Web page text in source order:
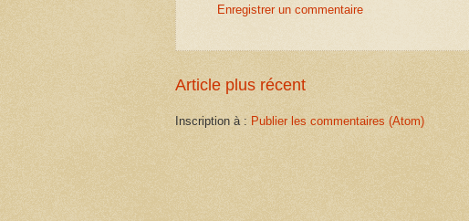
Enregistrer un commentaire
Article plus récent
Inscription à : Publier les commentaires (Atom)